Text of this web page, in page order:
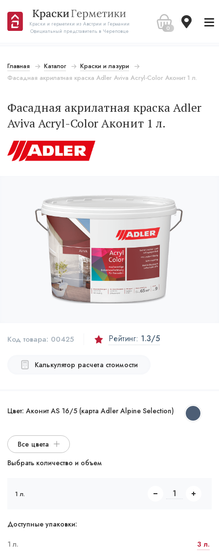
Краски и герметики из Австрии и Германии
Официальный представитель в Череповце
0
Главная Каталог
Краски и лазури
Фасадная акрилатная краска Adler Aviva Acryl-Color Аконит 1 л.
Фасадная акрилатная краска Adler
Aviva Acryl-Color Аконит 1 л.
Код товара: 00425 Рейтинг: 1.3/5
Калькулятор расчета стоимости
Цвет: Аконит AS 16/5 (карта Adler Alpine Selection)
Все цвета
Выбрать количество и объем
1 л.
Доступные упаковки:
1 л. 3 л.